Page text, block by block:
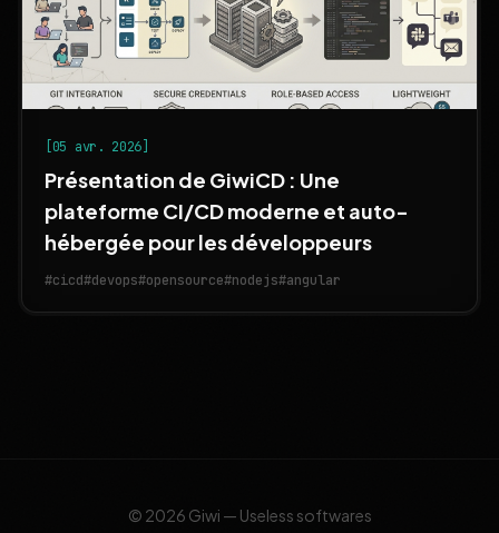
[05 avr. 2026]
Présentation de GiwiCD : Une
plateforme CI/CD moderne et auto-
hébergée pour les développeurs
#cicd#devops#opensource#nodejs#angular
© 2026 Giwi — Useless softwares